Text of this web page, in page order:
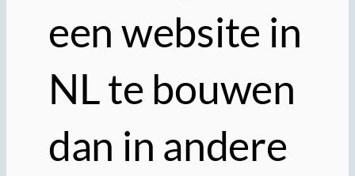
een ​​website in
NL te bouwen
dan in andere